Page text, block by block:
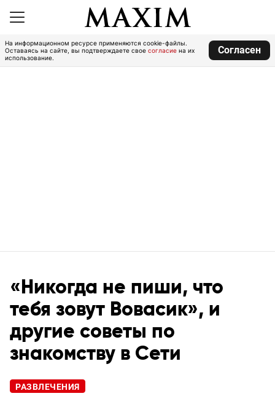
На информационном ресурсе применяются cookie-файлы.
Оставаясь на сайте, вы подтверждаете свое согласие на их
использование.
Согласен
«Никогда не пиши, что
тебя зовут Вовасик», и
другие советы по
знакомству в Сети
РАЗВЛЕЧЕНИЯ